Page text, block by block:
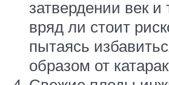
затвердении век
вряд ли стоит
пытаясь
образом от